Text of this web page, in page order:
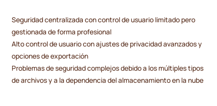
Seguridad centralizada con control de usuario limitado pero
gestionada de forma profesional
Alto control de usuario con ajustes de privacidad avanzados y
opciones de exportación
Problemas de seguridad complejos debido a los múltiples tipos
de archivos y a la dependencia del almacenamiento en la nube